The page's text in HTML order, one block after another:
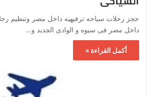
حجز رحلات سياحه ترفيهيه داخل مصر وتنظيم
داخل مصر فى سيوه و الوادى الجديد و…
أكمل القراءة »